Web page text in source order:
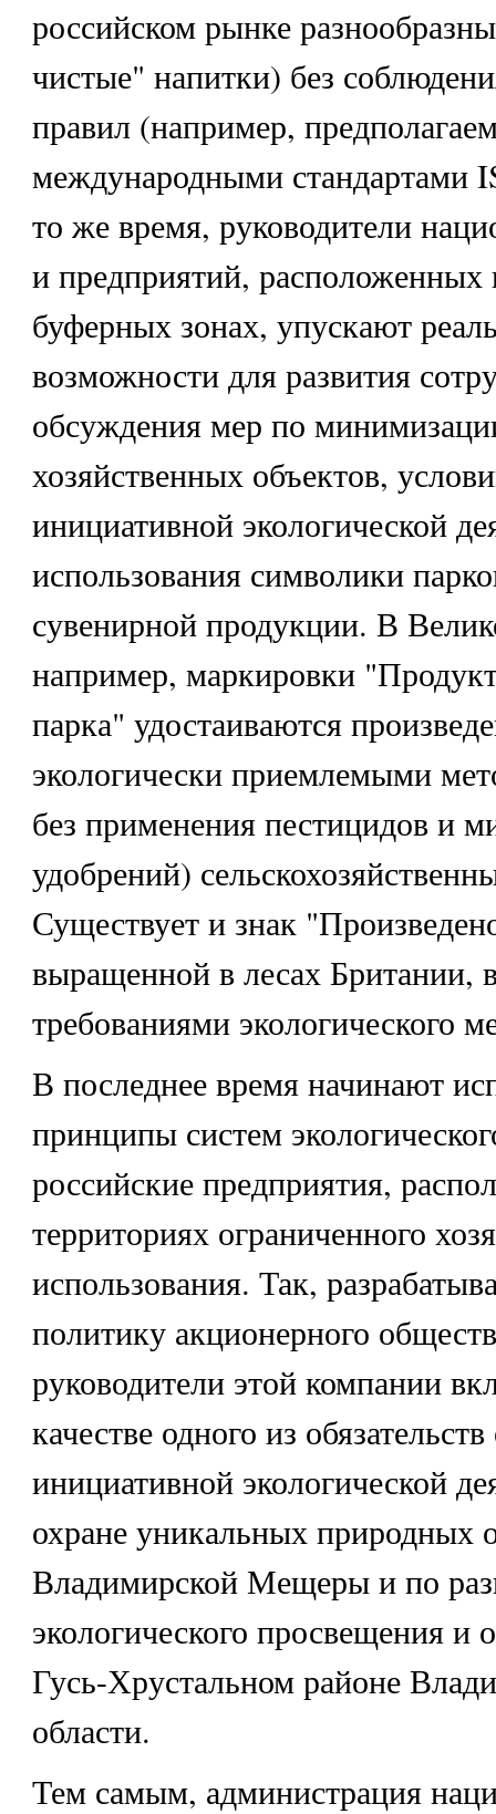
российском рынке
чистые" напитки) без
правил (например,
международными стандартами
то же время, руководители
и предприятий, расположенных
буферных зонах, упускают
возможности для развития
обсуждения мер по
хозяйственных объектов,
инициативной экологической
использования символики
сувенирной продукции. В
например, маркировки
парка" удостаиваются
экологически приемлемыми
без применения пестицидов и
удобрений)
Существует и знак
выращенной в лесах Британии,
требованиями экологического
В последнее время начинают
принципы систем
российские предприятия,
территориях ограниченного
использования. Так,
политику акционерного
руководители этой компании
качестве одного из
инициативной экологической
охране уникальных природных
Владимирской Мещеры и по
экологического просвещения и
Гусь-Хрустальном районе
области.
Тем самым, администрация